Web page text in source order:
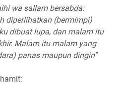
wa sallam bersabda:
diperlihatkan (bermimpi)
dibuat lupa, dan malam itu
Malam itu malam yang
panas maupun dingin"